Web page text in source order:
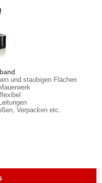
und staubigen Flächen
Verpacken etc.